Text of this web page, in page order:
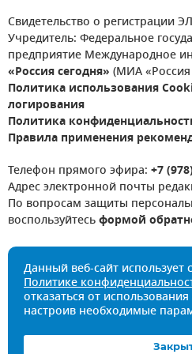
Свидетельство о регистрации
Учредитель: Федеральное
предприятие Международное
«Россия сегодня» (МИА «Россия
Политика использования
логирования
Политика
Правила применения
Телефон прямого эфира: +7
Адрес электронной почты
По вопросам защиты
воспользуйтесьформой
Данный веб-сайт использует
Политике
отказаться от
настроив необходимые